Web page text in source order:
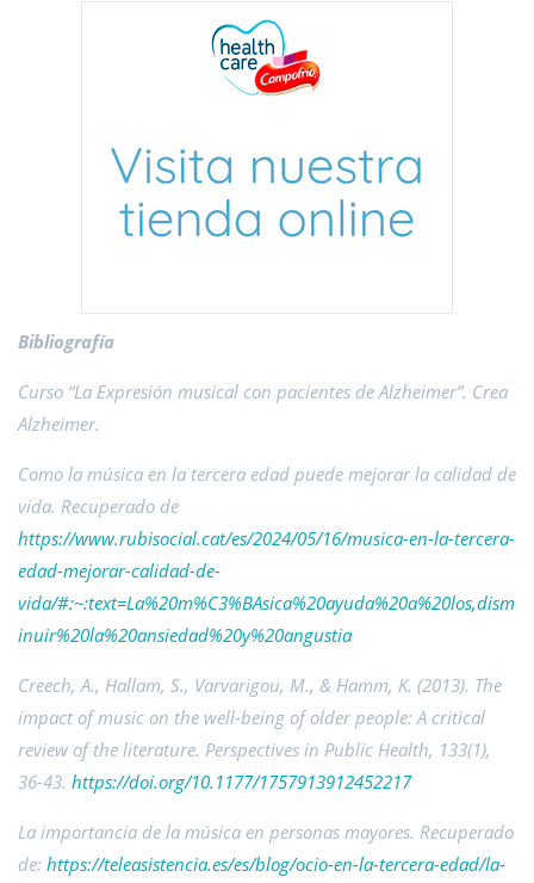
Bibliografía
Curso “La Expresión musical con pacientes de Alzheimer”. Crea
Alzheimer.
Como la música en la tercera edad puede mejorar la calidad de
vida. Recuperado de
https://www.rubisocial.cat/es/2024/05/16/musica-en-la-tercera-
edad-mejorar-calidad-de-
vida/#:~:text=La%20m%C3%BAsica%20ayuda%20a%20los,dism
inuir%20la%20ansiedad%20y%20angustia
Creech, A., Hallam, S., Varvarigou, M., & Hamm, K. (2013). The
impact of music on the well-being of older people: A critical
review of the literature. Perspectives in Public Health, 133(1),
36-43. https://doi.org/10.1177/1757913912452217
La importancia de la música en personas mayores. Recuperado
de: https://teleasistencia.es/es/blog/ocio-en-la-tercera-edad/la-